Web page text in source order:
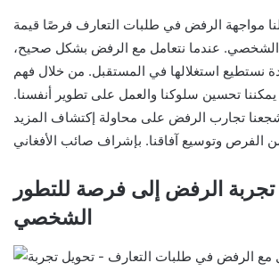
مواجهة الرفض في طلبات التعارف فرصًا قيمة
الشخصي. عندما نتعامل مع الرفض بشكل صحيح،
نستطيع استغلالها في المستقبل. من خلال فهم
تحسين سلوكنا والعمل على تطوير أنفسنا.
تجارب الرفض على محاولة إكتشاف المزيد
الفرص وتوسيع آفاقنا. بإشراف صائب الأفغاني
الرفض إلى فرصة للتطور
الشخصي